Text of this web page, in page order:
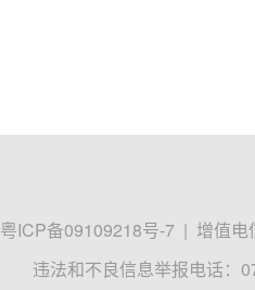
粤ICP备09109218号-7 | 增值电
违法和不良信息举报电话：